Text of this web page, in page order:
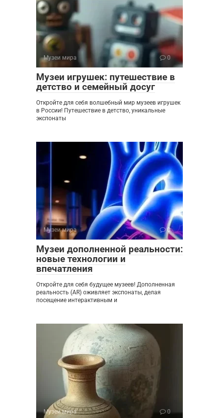
Музеи мира 0
Музеи игрушек: путешествие в
детство и семейный досуг
Откройте для себя волшебный мир музеев игрушек
в России! Путешествие в детство, уникальные
экспонаты
Музеи мира 0
Музеи дополненной реальности:
новые технологии и
впечатления
Откройте для себя будущее музеев! Дополненная
реальность (AR) оживляет экспонаты, делая
посещение интерактивным и
Музеи мира 0